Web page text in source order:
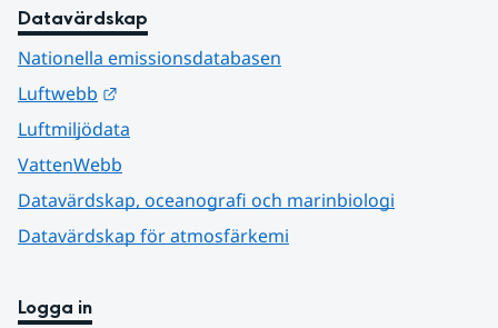
Datavärdskap
Nationella emissionsdatabasen
Luftwebb
Luftmiljödata
VattenWebb
Datavärdskap, oceanografi och marinbiologi
Datavärdskap för atmosfärkemi
Logga in